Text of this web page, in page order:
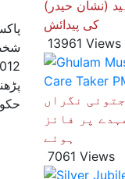
حکومت
(نشان حیدر)
کی پیدائش
13961 Views
نگراں
پر فائز
ہوئے
7061 Views